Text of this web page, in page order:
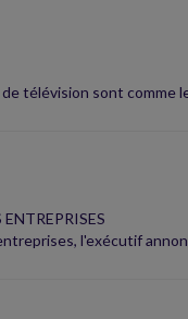
télévision sont comme
l'exécutif